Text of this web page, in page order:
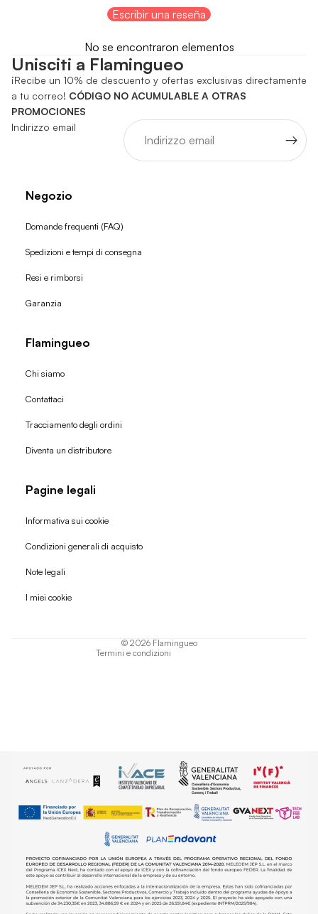
Escribir una reseña
No se encontraron elementos
Unisciti a Flamingueo
¡Recibe un 10% de descuento y ofertas exclusivas directamente
a tu correo! CÓDIGO NO ACUMULABLE A OTRAS
PROMOCIONES
Indirizzo email
Negozio
Domande frequenti (FAQ)
Spedizioni e tempi di consegna
Resi e rimborsi
Garanzia
Flamingueo
Chi siamo
Contattaci
Tracciamento degli ordini
Diventa un distributore
Pagine legali
Informativa sui cookie
Condizioni generali di acquisto
Note legali
I miei cookie
© 2026 Flamingueo
Termini e condizioni
Politica di rimborso